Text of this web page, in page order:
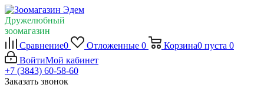
Дружелюбный
зоомагазин
Сравнение0 Отложенные 0 Корзина0 пуста 0
ВойтиМой кабинет
+7 (3843) 60-58-60
Заказать звонок